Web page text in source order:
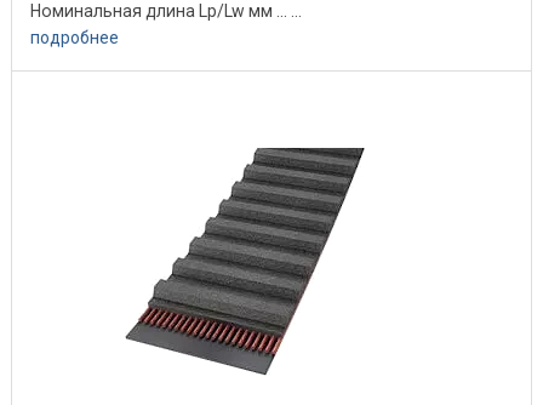
Номинальная длина Lp/Lw мм ... ...
подробнее